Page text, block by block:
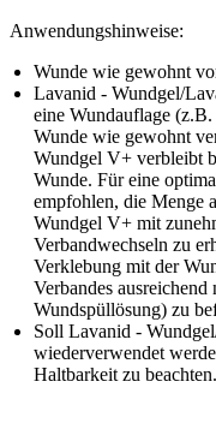
Anwendungshinweise:
Wunde wie gewohnt
Lavanid - Wundgel/
eine Wundauflage
Wunde wie gewohnt
Wundgel V+ verbleibt
Wunde. Für eine
empfohlen, die Menge
Wundgel V+ mit
Verbandwechseln zu
Verklebung mit der
Verbandes
Wundspüllösung) zu
Soll Lavanid -
wiederverwendet
Haltbarkeit zu beachten.